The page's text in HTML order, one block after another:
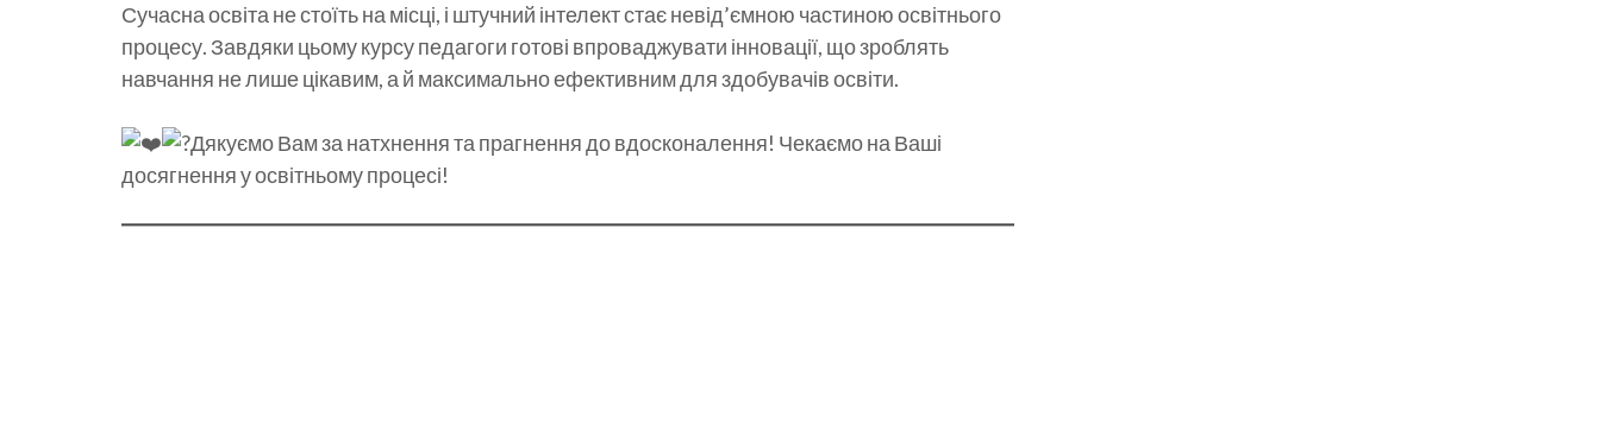
Сучасна освіта не стоїть на місці, і штучний інтелект стає невід’ємною частиною освітнього
процесу. Завдяки цьому курсу педагоги готові впроваджувати інновації, що зроблять
навчання не лише цікавим, а й максимально ефективним для здобувачів освіти.
Дякуємо Вам за натхнення та прагнення до вдосконалення! Чекаємо на Ваші
досягнення у освітньому процесі!